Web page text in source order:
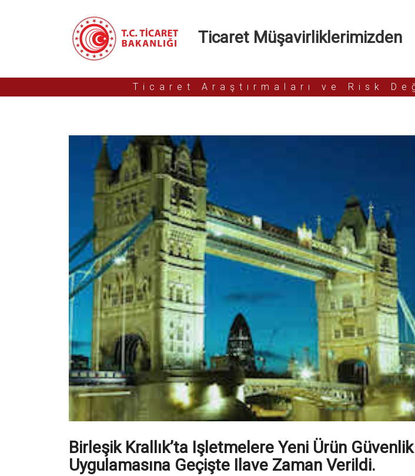
Ticaret Müşavirliklerimizden
Ticaret Araştırmaları ve Risk
Birleşik Krallık’ta Işletmelere Yeni Ürün
Uygulamasına Geçişte Ilave Zaman Verildi.